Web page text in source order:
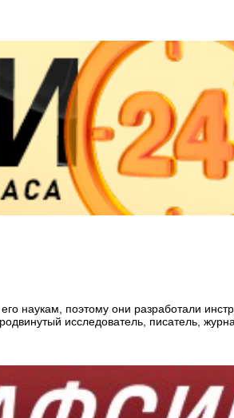
наукам, поэтому они разработали
исследователь, писатель,